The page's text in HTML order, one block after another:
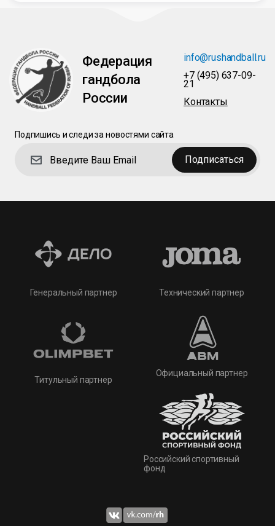
Федерация
гандбола
России
info@rushandball.ru
+7 (495) 637-09-
21
Контакты
Подпишись и следи за новостями сайта
Подписаться
Генеральный партнер
Титульный партнер
Технический партнер
Официальный партнер
Российский спортивный
фонд